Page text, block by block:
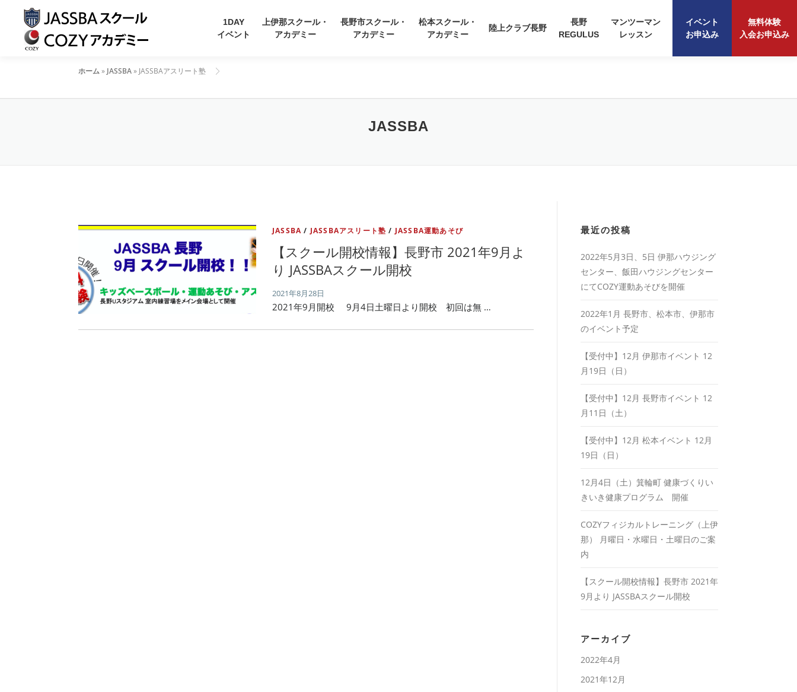
content
1DAY
イベント
上伊那スクール・
アカデミー
長野市スクール・
アカデミー
松本スクール・
アカデミー
陸上クラブ長野
長野
REGULUS
マンツーマン
レッスン
イベント
お申込み
無料体験
入会お申込み
ホーム» JASSBA» JASSBAアスリート塾
JASSBA
JASSBA / JASSBAアスリート塾 / JASSBA運動あそび
【スクール開校情報】長野市 2021年9月よ
り JASSBAスクール開校
2021年8月28日
2021年9月開校 9月4日土曜日より開校 初回は無 …
最近の投稿
2022年5月3日、5日 伊那ハウジング
センター、飯田ハウジングセンター
にてCOZY運動あそびを開催
2022年1月 長野市、松本市、伊那市
のイベント予定
【受付中】12月 伊那市イベント 12
月19日（日）
【受付中】12月 長野市イベント 12
月11日（土）
【受付中】12月 松本イベント 12月
19日（日）
12月4日（土）箕輪町 健康づくりい
きいき健康プログラム 開催
COZYフィジカルトレーニング（上伊
那） 月曜日・水曜日・土曜日のご案
内
【スクール開校情報】長野市 2021年
9月より JASSBAスクール開校
アーカイブ
2022年4月
2021年12月